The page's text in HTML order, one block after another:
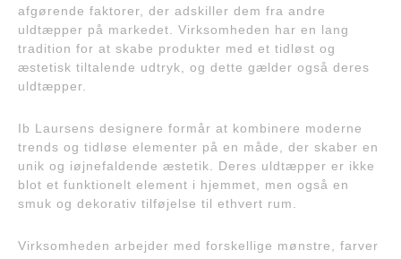
afgørende faktorer, der adskiller dem fra andre
uldtæpper på markedet. Virksomheden har en lang
tradition for at skabe produkter med et tidløst og
æstetisk tiltalende udtryk, og dette gælder også deres
uldtæpper.
Ib Laursens designere formår at kombinere moderne
trends og tidløse elementer på en måde, der skaber en
unik og iøjnefaldende æstetik. Deres uldtæpper er ikke
blot et funktionelt element i hjemmet, men også en
smuk og dekorativ tilføjelse til ethvert rum.
Virksomheden arbejder med forskellige mønstre, farver